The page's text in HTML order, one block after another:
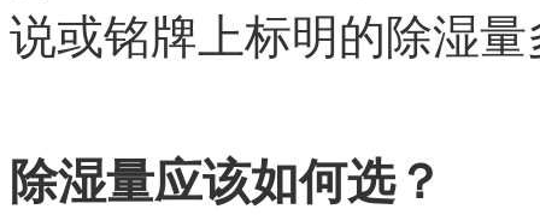
说或铭牌上标明的除湿量
除湿量应该如何选？